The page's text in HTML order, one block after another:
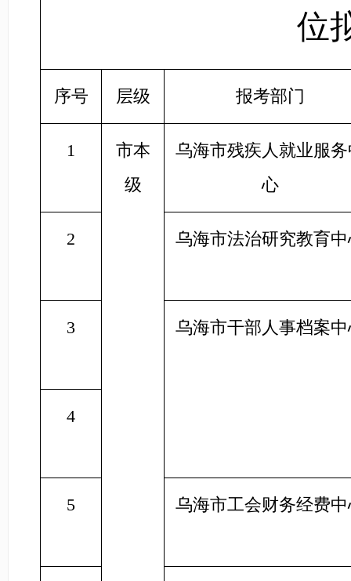
位
序号 层级 报考部门
1
市本
级
乌海市残疾人就业服
心
2 乌海市法治研究教育
3 乌海市干部人事档案
4
5 乌海市工会财务经费